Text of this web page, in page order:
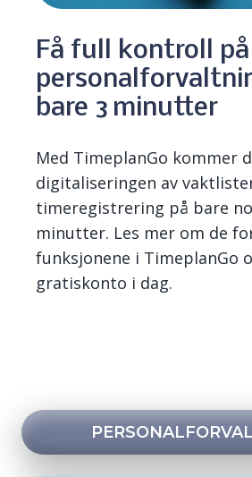
Få full kontroll på
bare 3 minutter
Med TimeplanGo kommer
digitaliseringen av
timeregistrering på bare
minutter. Les mer om de
funksjonene i TimeplanGo
gratiskonto i dag.